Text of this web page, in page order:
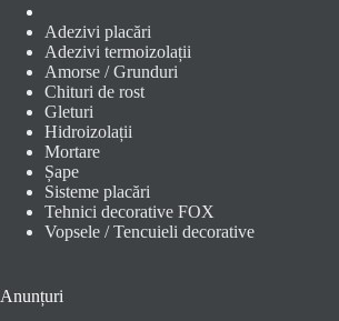
Adezivi placări
Adezivi termoizolații
Amorse / Grunduri
Chituri de rost
Gleturi
Hidroizolații
Mortare
Șape
Sisteme placări
Tehnici decorative FOX
Vopsele / Tencuieli decorative
Anunțuri